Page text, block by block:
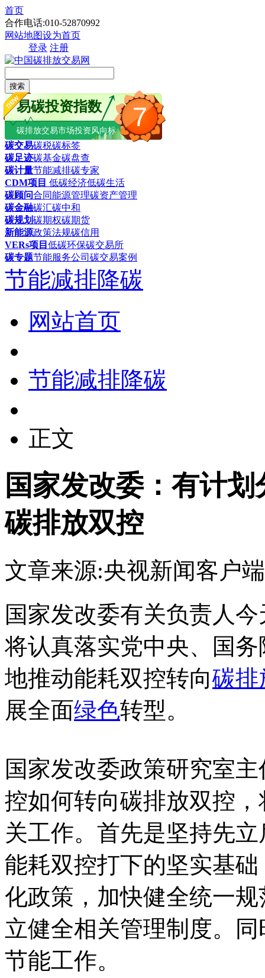
首页
合作电话:010-52870992
网站地图设为首页
登录 注册
搜索
7
易碳投资指数
碳排放交易市场投资风向标
碳交易碳税碳标签
碳足迹碳基金碳盘查
碳计量节能减排碳专家
CDM项目 低碳经济低碳生活
碳顾问合同能源管理碳资产管理
碳金融碳汇碳中和
碳规划碳期权碳期货
新能源政策法规碳信用
VERs项目 低碳环保碳交易所
碳专题节能服务公司 碳交易案例
节能减排降碳
网站首页
节能减排降碳
正文
国家发改委：有计
碳排放双控
文章来源:央视新闻客户端
国家发改委有关负责人
将认真落实党中央、国
地推动能耗双控转向碳排
展全面绿色转型。
国家发改委政策研究室
控如何转向碳排放双控
关工作。首先是坚持先
能耗双控打下的坚实基
化政策，加快健全统一
立健全相关管理制度。
节能工作。